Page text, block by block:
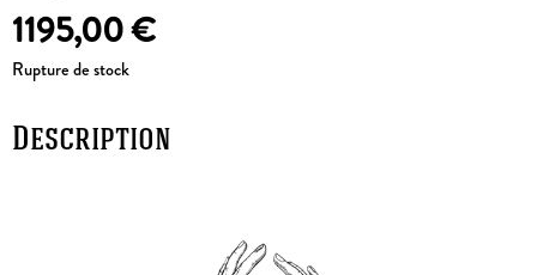
1195,00€
Rupture de stock
Description